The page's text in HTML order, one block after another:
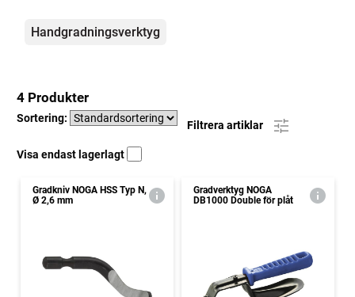
Kategorier
Handgradningsverktyg
4 Produkter
Sortering:
Filtrera artiklar
Visa endast lagerlagt
Gradkniv NOGA HSS Typ N,
Ø 2,6 mm
Gradverktyg NOGA
DB1000 Double för plåt